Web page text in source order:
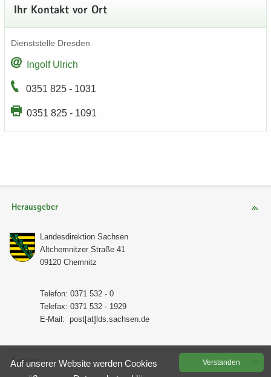
Ihr Kon­takt vor Ort
Dienst­stel­le Dres­den
In­golf Ul­rich
0351 825 - 1031
0351 825 - 1091
Herausgeber
Lan­des­di­rek­ti­on Sach­sen
Alt­chem­nit­zer Stra­ße 41
09120 Chem­nitz
Te­le­fon: 0371 532 - 0
Te­le­fax: 0371 532 - 1929
E-​Mail: post[at]lds.sach­sen.de
Service Ver­stan­den
Auf un­se­rer Web­site wer­den Coo­kies